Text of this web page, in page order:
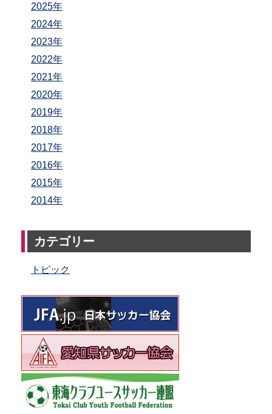
2025年
2024年
2023年
2022年
2021年
2020年
2019年
2018年
2017年
2016年
2015年
2014年
カテゴリー
トピック